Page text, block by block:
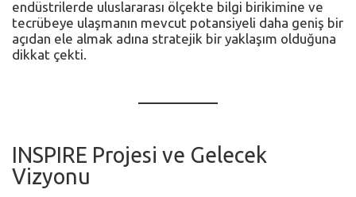
endüstrilerde uluslararası ölçekte bilgi birikimine ve
tecrübeye ulaşmanın mevcut potansiyeli daha geniş bir
açıdan ele almak adına stratejik bir yaklaşım olduğuna
dikkat çekti.
INSPIRE Projesi ve Gelecek
Vizyonu